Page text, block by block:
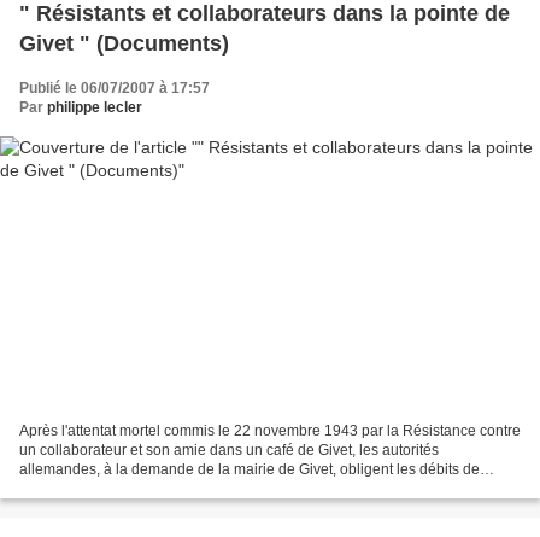
" Résistants et collaborateurs dans la pointe de
Givet " (Documents)
Publié le 06/07/2007 à 17:57
Par philippe lecler
Après l'attentat mortel commis le 22 novembre 1943 par la Résistance contre
un collaborateur et son amie dans un café de Givet, les autorités
allemandes, à la demande de la mairie de Givet, obligent les débits de